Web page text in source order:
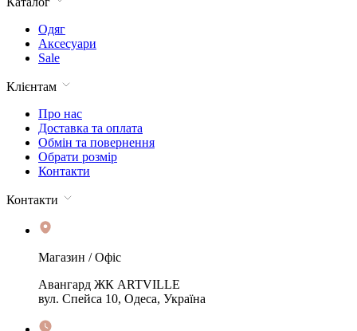
Одяг
Аксесуари
Sale
Клієнтам
Про нас
Доставка та оплата
Обмін та повернення
Обрати розмір
Контакти
Контакти
Магазин / Офіс
Авангард ЖК ARTVILLE
вул. Спейса 10, Одеса, Україна